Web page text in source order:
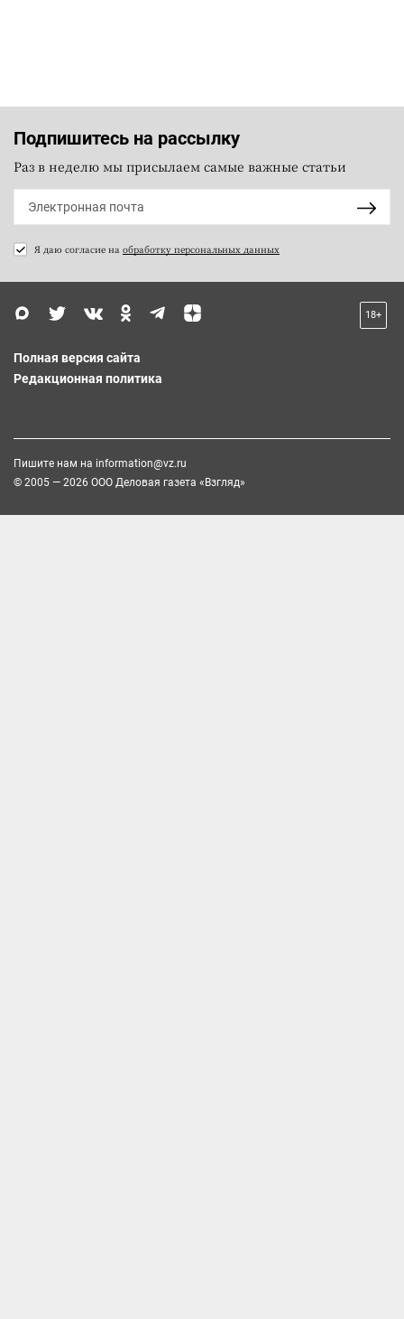
Подпишитесь на рассылку
Раз в неделю мы присылаем самые важные статьи
Я даю согласие на обработку персональных данных
18+
Полная версия сайта
Редакционная политика
Пишите нам на information@vz.ru
© 2005 — 2026 ООО Деловая газета «Взгляд»